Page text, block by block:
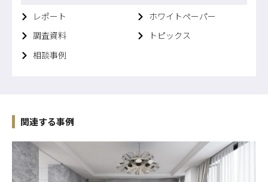
レポート
ホワイトペーパー
調査資料
トピックス
相談事例
関連する事例